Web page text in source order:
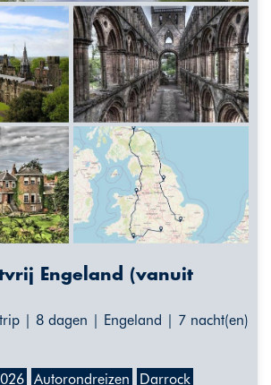
Engeland (vanuit
| 8 dagen | Engeland | 7 nacht(en)
Autorondreizen Darrock